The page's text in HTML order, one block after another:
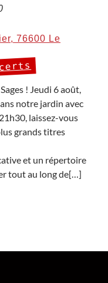
76600 Le
! Jeudi 6 août,
notre jardin avec
laissez-vous
grands titres
et un répertoire
tout au long de[…]